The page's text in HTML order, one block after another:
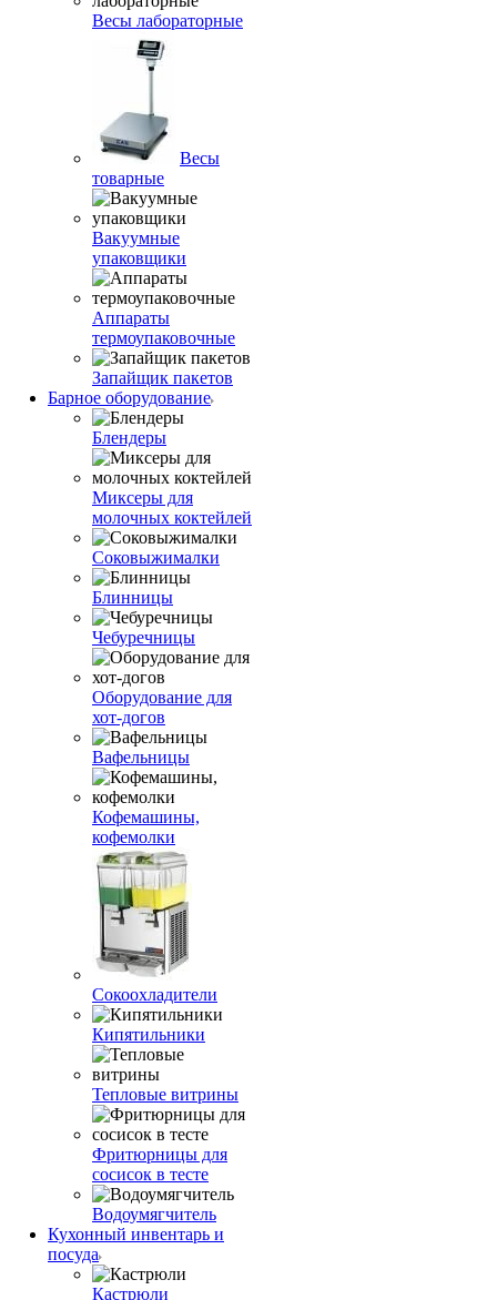
Весы лабораторные
Весы
товарные
Вакуумные
упаковщики
Аппараты
термоупаковочные
Запайщик пакетов
Барное оборудование
Блендеры
Миксеры для
молочных коктейлей
Соковыжималки
Блинницы
Чебуречницы
Оборудование для
хот-догов
Вафельницы
Кофемашины,
кофемолки
Сокоохладители
Кипятильники
Тепловые витрины
Фритюрницы для
сосисок в тесте
Водоумягчитель
Кухонный инвентарь и
посуда
Кастрюли